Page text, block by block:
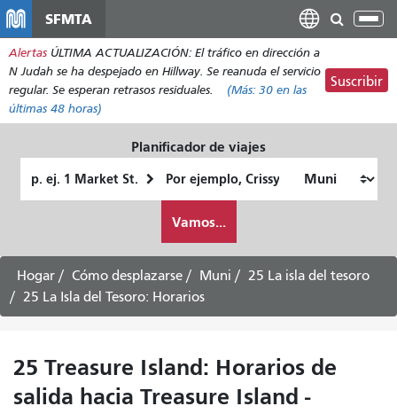
contenido
principal
SFMTA
Alertas ÚLTIMA ACTUALIZACIÓN: El tráfico en dirección a
N Judah se ha despejado en Hillway. Se reanuda el servicio
regular. Se esperan retrasos residuales.
(Más: 30 en las
últimas 48 horas)
Suscribir
Planificador de viajes
de
quiero
viajar
Vamos...
Hogar Cómo desplazarse Muni
25 La isla del tesoro
25 La Isla del Tesoro: Horarios
25 Treasure Island: Horarios de
salida hacia Treasure Island -